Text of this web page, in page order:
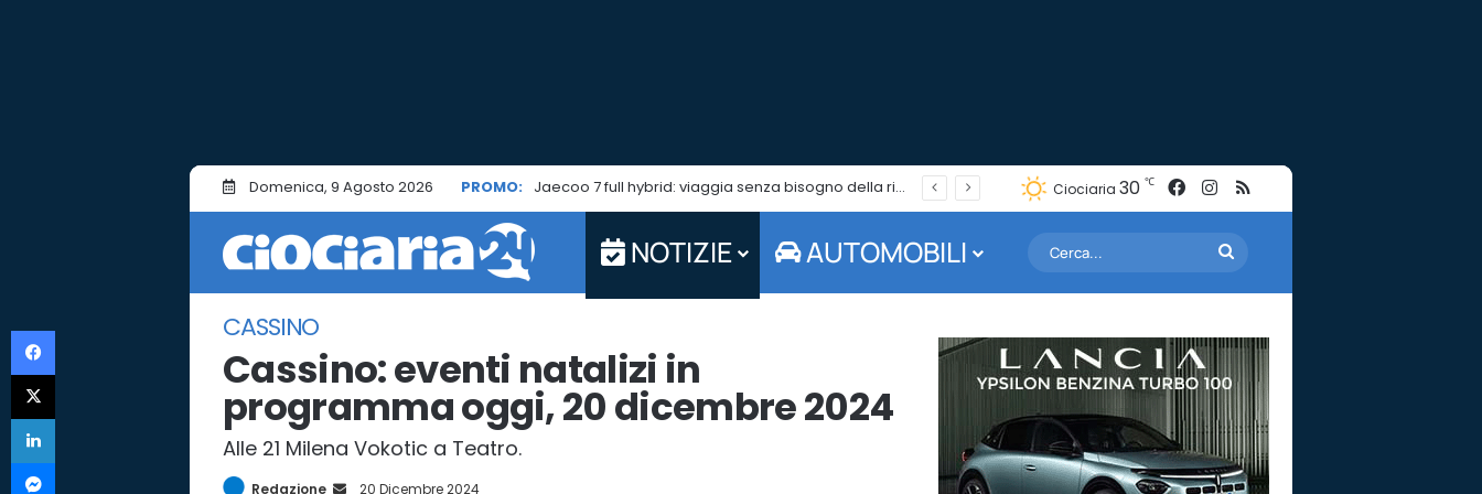
Domenica, 9 Agosto 2026 PROMO: Jaecoo 7 full hybrid: viaggia senza bisogno della ricarica. Ad agosto è tuo da 179 euro al mese Ciociaria 30 ℃ FacebookInstagram
RSS
NOTIZIE AUTOMOBILI
CASSINO
Cassino: eventi natalizi in
programma oggi, 20 dicembre 2024
Alle 21 Milena Vokotic a Teatro.
Redazione 20 Dicembre 2024